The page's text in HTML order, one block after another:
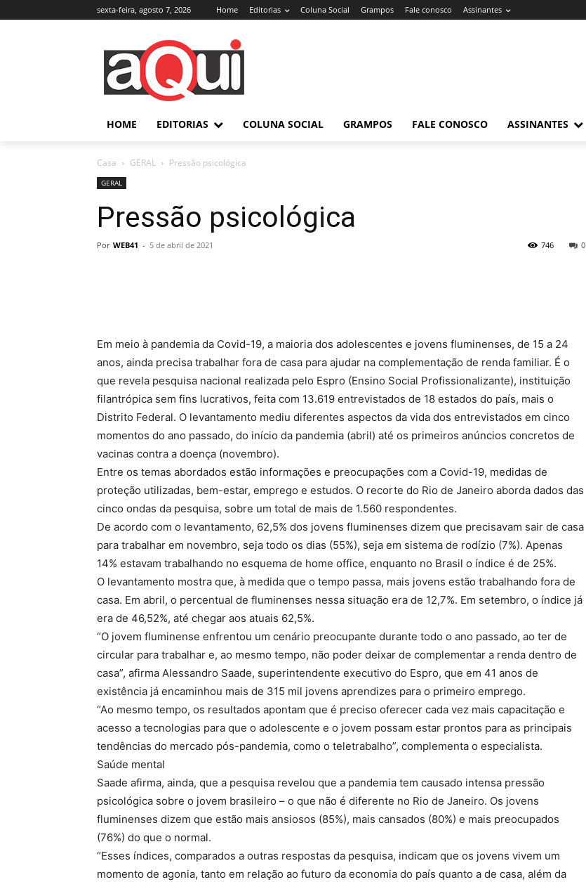
sexta-feira, agosto 7, 2026 Home Editorias Coluna Social Grampos Fale conosco Assinantes
HOME EDITORIAS COLUNA SOCIAL GRAMPOS FALE CONOSCO ASSINANTES
Casa GERAL Pressão psicológica
GERAL
Pressão psicológica
Por WEB41 - 5 de abril de 2021 0
746
Em meio à pandemia da Covid-19, a maioria dos adolescentes e jovens fluminenses, de 15 a 24
anos, ainda precisa trabalhar fora de casa para ajudar na complementação de renda familiar. É o
que revela pesquisa nacional realizada pelo Espro (Ensino Social Profissionalizante), instituição
filantrópica sem fins lucrativos, feita com 13.619 entrevistados de 18 estados do país, mais o
Distrito Federal. O levantamento mediu diferentes aspectos da vida dos entrevistados em cinco
momentos do ano passado, do início da pandemia (abril) até os primeiros anúncios concretos de
vacinas contra a doença (novembro).
Entre os temas abordados estão informações e preocupações com a Covid-19, medidas de
proteção utilizadas, bem-estar, emprego e estudos. O recorte do Rio de Janeiro aborda dados das
cinco ondas da pesquisa, sobre um total de mais de 1.560 respondentes.
De acordo com o levantamento, 62,5% dos jovens fluminenses dizem que precisavam sair de casa
para trabalhar em novembro, seja todo os dias (55%), seja em sistema de rodízio (7%). Apenas
14% estavam trabalhando no esquema de home office, enquanto no Brasil o índice é de 25%.
O levantamento mostra que, à medida que o tempo passa, mais jovens estão trabalhando fora de
casa. Em abril, o percentual de fluminenses nessa situação era de 12,7%. Em setembro, o índice já
era de 46,52%, até chegar aos atuais 62,5%.
“O jovem fluminense enfrentou um cenário preocupante durante todo o ano passado, ao ter de
circular para trabalhar e, ao mesmo tempo, não poder deixar de complementar a renda dentro de
casa”, afirma Alessandro Saade, superintendente executivo do Espro, que em 41 anos de
existência já encaminhou mais de 315 mil jovens aprendizes para o primeiro emprego.
“Ao mesmo tempo, os resultados apontam que é preciso oferecer cada vez mais capacitação e
acesso a tecnologias para que o adolescente e o jovem possam estar prontos para as principais
tendências do mercado pós-pandemia, como o teletrabalho”, complementa o especialista.
Saúde mental
Saade afirma, ainda, que a pesquisa revelou que a pandemia tem causado intensa pressão
psicológica sobre o jovem brasileiro – o que não é diferente no Rio de Janeiro. Os jovens
fluminenses dizem que estão mais ansiosos (85%), mais cansados (80%) e mais preocupados
(76%) do que o normal.
“Esses índices, comparados a outras respostas da pesquisa, indicam que os jovens vivem um
momento de agonia, tanto em relação ao futuro da economia do país quanto a de casa, além da